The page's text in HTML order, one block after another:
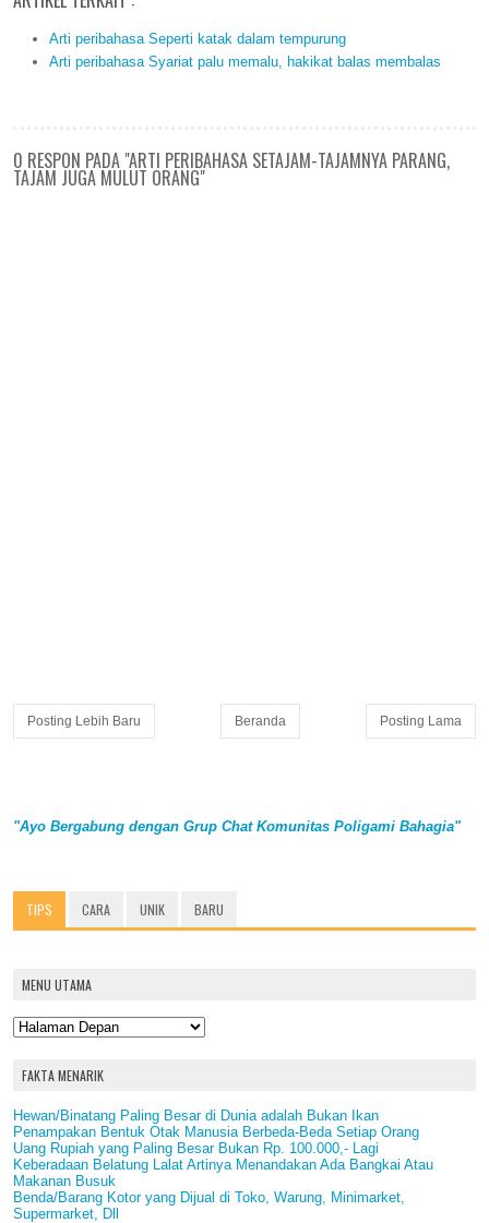
Arti peribahasa Seperti katak dalam tempurung
Arti peribahasa Syariat palu memalu, hakikat balas membalas
0 RESPON PADA "ARTI PERIBAHASA SETAJAM-TAJAMNYA PARANG,
TAJAM JUGA MULUT ORANG"
Posting Lebih Baru Posting Lama
Beranda
"Ayo Bergabung dengan Grup Chat Komunitas Poligami Bahagia"
TIPS CARA UNIK BARU
MENU UTAMA
FAKTA MENARIK
Hewan/Binatang Paling Besar di Dunia adalah Bukan Ikan
Penampakan Bentuk Otak Manusia Berbeda-Beda Setiap Orang
Uang Rupiah yang Paling Besar Bukan Rp. 100.000,- Lagi
Keberadaan Belatung Lalat Artinya Menandakan Ada Bangkai Atau
Makanan Busuk
Benda/Barang Kotor yang Dijual di Toko, Warung, Minimarket,
Supermarket, Dll